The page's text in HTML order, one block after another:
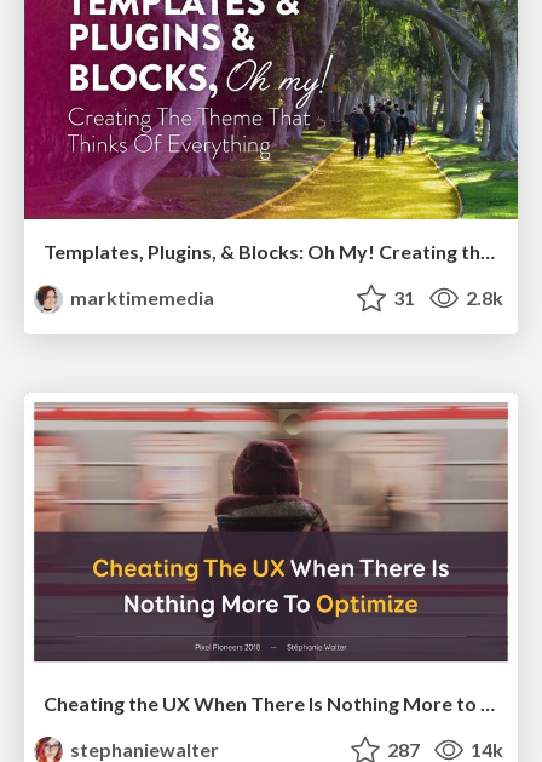
Templates, Plugins, & Blocks: Oh My! Creating the theme that thinks of everything
marktimemedia
31 2.8k
stephaniewalter
287 14k